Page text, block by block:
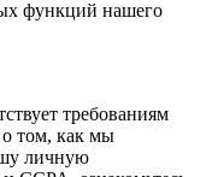
функций нашего
требованиям
том, как мы
личную